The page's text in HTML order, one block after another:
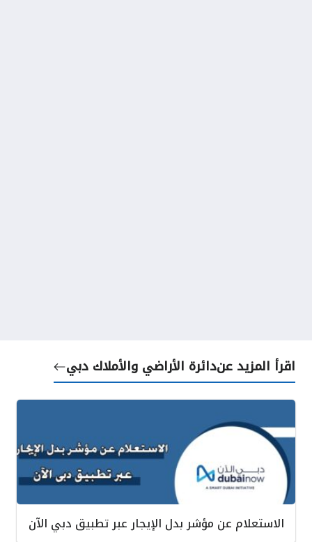
اقرأ المزيد عندائرة الأراضي والأملاك دبي
الاستعلام عن مؤشر بدل الإيجار عبر تطبيق دبي الآن